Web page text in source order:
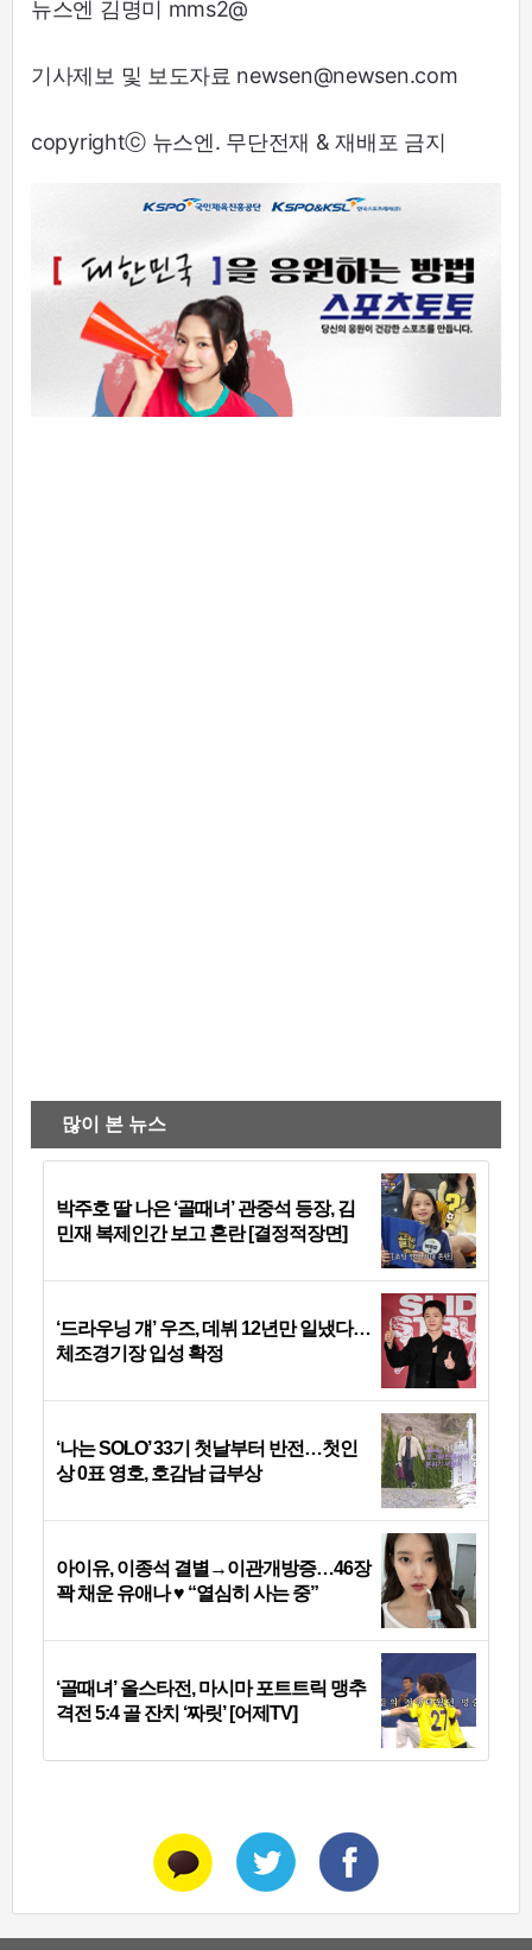
뉴스엔 김명미 mms2@
기사제보 및 보도자료 newsen@newsen.com
copyrightⓒ 뉴스엔. 무단전재 & 재배포 금지
많이 본 뉴스
박주호 딸 나은 ‘골때녀’ 관중석 등장, 김
민재 복제인간 보고 혼란 [결정적장면]
‘드라우닝 걔’ 우즈, 데뷔 12년만 일냈다…
체조경기장 입성 확정
‘나는 SOLO’ 33기 첫날부터 반전…첫인
상 0표 영호, 호감남 급부상
아이유, 이종석 결별→이관개방증…46장
꽉 채운 유애나 ♥ “열심히 사는 중”
‘골때녀’ 올스타전, 마시마 포트트릭 맹추
격전 5:4 골 잔치 ‘짜릿’ [어제TV]